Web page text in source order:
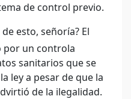
de control previo.
esto, señoría? El
por un controla
sanitarios que se
ley a pesar de que la
de la ilegalidad.